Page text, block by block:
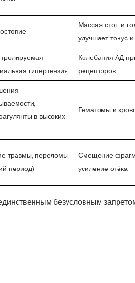
Массаж стоп и
улучшает тонус и
гипертензия
Колебания АД
рецепторов
в высоких
Гематомы и
травмы, переломы
период)
Смещение
усиление отёка
безусловным